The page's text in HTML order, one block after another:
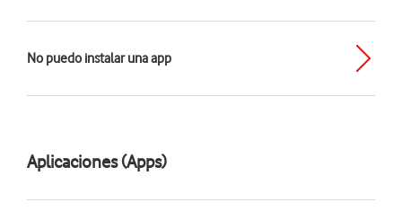
No puedo instalar una app
Aplicaciones (Apps)